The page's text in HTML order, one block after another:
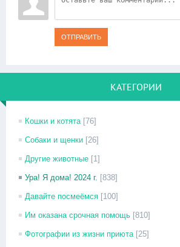
ОТПРАВИТЬ
КАТЕГОРИИ
Кошки и котята [76]
Собаки и щенки [26]
Другие животные [1]
Ура! Я дома! 2024 г. [838]
Давайте посмеёмся [100]
Им оказана срочная помощь [810]
Фотографии из жизни приюта [25]